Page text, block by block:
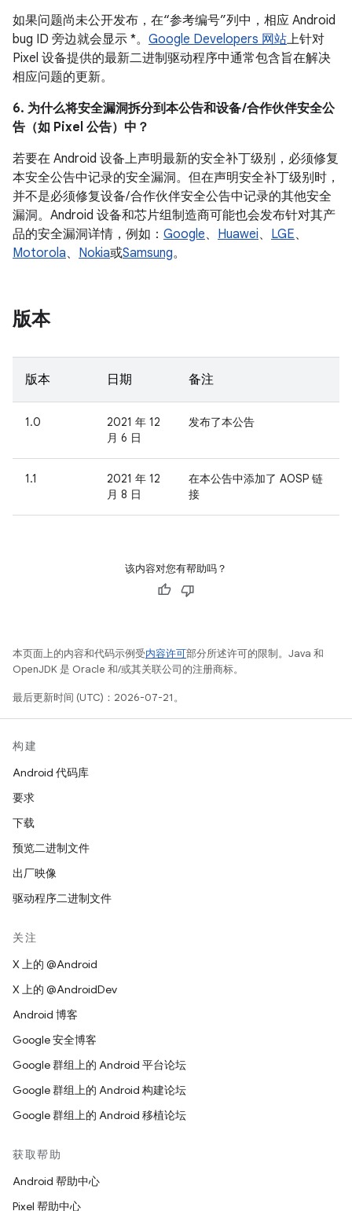
如果问题尚未公开发布，在“参考编号”列中，相应 Android
bug ID 旁边就会显示 *。 Google Developers 网站上针对
Pixel 设备提供的最新二进制驱动程序中通常包含旨在解决
相应问题的更新。
6. 为什么将安全漏洞拆分到本公告和设备 /合作伙伴安全公
告（如 Pixel 公告）中？
若要在 Android 设备上声明最新的安全补丁级别，必须修复
本安全公告中记录的安全漏洞。但在声明安全补丁级别时，
并不是必须修复设备/ 合作伙伴安全公告中记录的其他安全
漏洞。Android 设备和芯片组制造商可能也会发布针对其产
品的安全漏洞详情，例如： Google、 Huawei、 LGE、
Motorola、 Nokia或Samsung。
版本
版本 日期 备注
1.0
2021 年 12
月 6 日
发布了本公告
1.1
2021 年 12
月 8 日
在本公告中添加了 AOSP 链
接
该内容对您有帮助吗？
本页面上的内容和代码示例受内容许可部分所述许可的限制。Java 和
OpenJDK 是 Oracle 和/或其关联公司的注册商标。
最后更新时间 (UTC)：2026-07-21。
构建
Android 代码库
要求
下载
预览二进制文件
出厂映像
驱动程序二进制文件
关注
X 上的 @Android
X 上的 @AndroidDev
Android 博客
Google 安全博客
Google 群组上的 Android 平台论坛
Google 群组上的 Android 构建论坛
Google 群组上的 Android 移植论坛
获取帮助
Android 帮助中心
Pixel 帮助中心